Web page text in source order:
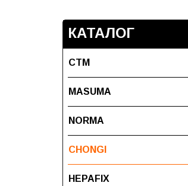
КАТАЛОГ
СТМ
MASUMA
NORMA
CHONGI
HEPAFIX